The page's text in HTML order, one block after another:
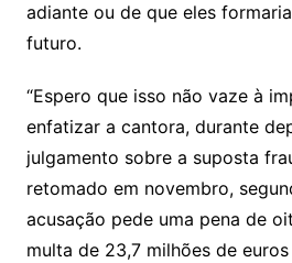
adiante ou de que eles
futuro.
“Espero que isso não vaze à
enfatizar a cantora, durante
julgamento sobre a suposta
retomado em novembro,
acusação pede uma pena de
multa de 23,7 milhões de